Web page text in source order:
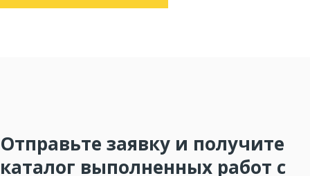
Отправьте заявку и получите
каталог выполненных работ с